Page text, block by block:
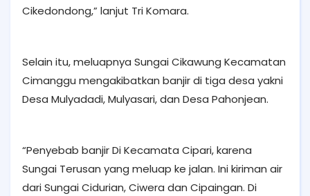
Cikedondong,” lanjut Tri Komara.
Selain itu, meluapnya Sungai Cikawung Kecamatan
Cimanggu mengakibatkan banjir di tiga desa yakni
Desa Mulyadadi, Mulyasari, dan Desa Pahonjean.
“Penyebab banjir Di Kecamata Cipari, karena
Sungai Terusan yang meluap ke jalan. Ini kiriman air
dari Sungai Cidurian, Ciwera dan Cipaingan. Di